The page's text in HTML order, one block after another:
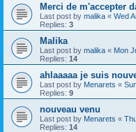
Merci de m'accepter
Last post by malika « Wed
Replies: 3
Malika
Last post by malika « Mon
Replies: 14
ahlaaaaa je suis
Last post by Menarets «
Replies: 9
nouveau venu
Last post by Menarets «
Replies: 14